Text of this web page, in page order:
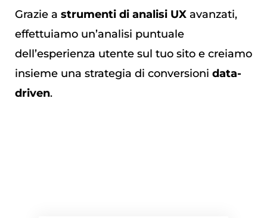
Grazie a strumenti di analisi UX avanzati,
effettuiamo un’analisi puntuale
dell’esperienza utente sul tuo sito e creiamo
insieme una strategia di conversioni data-
driven.